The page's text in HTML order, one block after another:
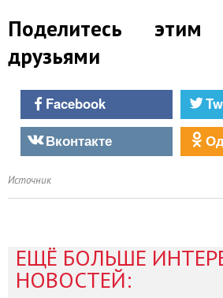
Поделитесь
друзьями
Facebook
Вконтакте
Источник
ЕЩЁ БОЛЬШЕ
НОВОСТЕЙ: